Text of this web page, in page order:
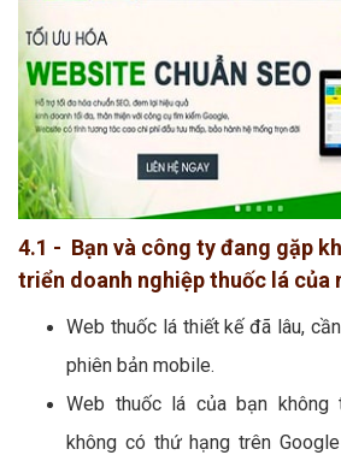
4.1 - Bạn và công ty đang gặp
triển doanh nghiệp thuốc lá của
Web thuốc lá thiết kế đã lâu,
phiên bản mobile.
Web thuốc lá của bạn không
không có thứ hạng trên